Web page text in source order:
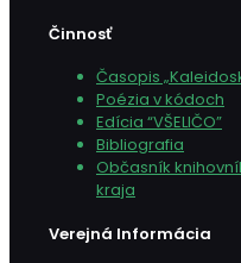
Činnosť
Časopis
Poézia v kódoch
Edícia “VŠELIČO”
Bibliografia
Občasník
kraja
Verejná Informácia